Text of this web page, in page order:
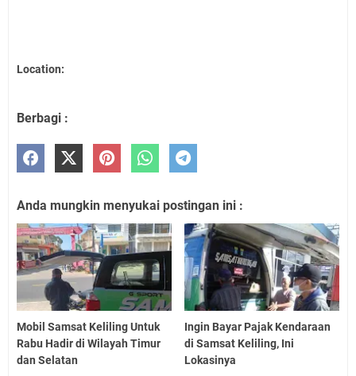
Location:
Berbagi :
Anda mungkin menyukai postingan ini :
Mobil Samsat Keliling Untuk
Rabu Hadir di Wilayah Timur
dan Selatan
Ingin Bayar Pajak Kendaraan
di Samsat Keliling, Ini
Lokasinya